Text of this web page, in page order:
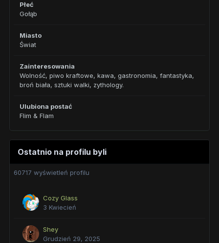
Płeć
Gołąb
Miasto
Świat
Zainteresowania
Wolność, piwo kraftowe, kawa, gastronomia, fantastyka,
broń biała, sztuki walki, zythology.
Ulubiona postać
Flim & Flam
Ostatnio na profilu byli
60717 wyświetleń profilu
Cozy Glass
3 Kwiecień
Shey
Grudzień 29, 2025